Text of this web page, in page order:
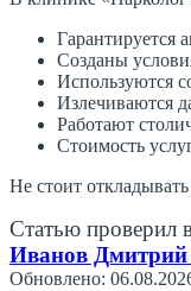
Гарантируется
Созданы
Используются
Излечиваются
Работают
Стоимость
Не стоит
Статью проверил
Иванов Дмитрий
Обновлено: